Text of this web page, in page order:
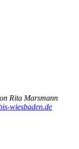
Rita Marsmann
wiesbaden.de